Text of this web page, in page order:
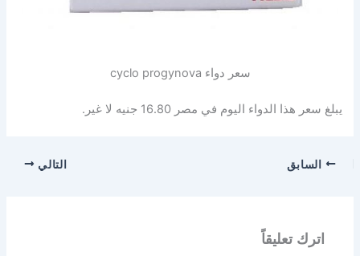
سعر دواء cyclo progynova
يبلغ سعر هذا الدواء اليوم في مصر 16.80 جنيه لا غير.
السابق التالي
اترك تعليقاً